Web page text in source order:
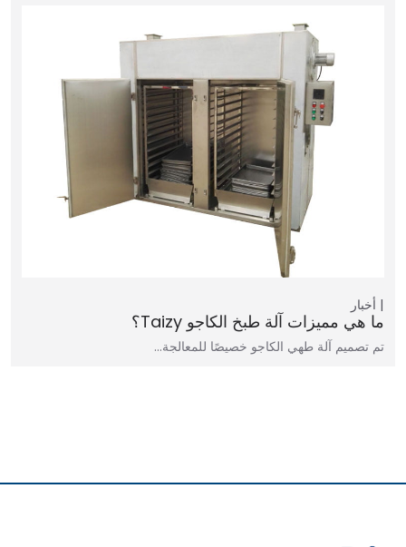
أخبار
ما هي مميزات آلة طبخ الكاجو Taizy؟
تم تصميم آلة طهي الكاجو خصيصًا للمعالجة…